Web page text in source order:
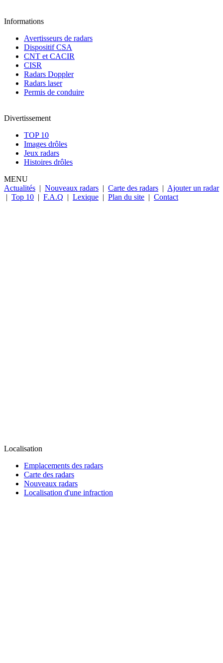
Informations
Avertisseurs de radars
Dispositif CSA
CNT et CACIR
CISR
Radars Doppler
Radars laser
Permis de conduire
Divertissement
TOP 10
Images drôles
Jeux radars
Histoires drôles
MENU
Actualités | Nouveaux radars | Carte des radars | Ajouter un radar
| Top 10 | F.A.Q | Lexique | Plan du site | Contact
Localisation
Emplacements des radars
Carte des radars
Nouveaux radars
Localisation d'une infraction